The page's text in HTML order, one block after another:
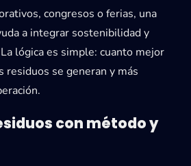
congresos o ferias, una
a integrar sostenibilidad y
lógica es simple: cuanto mejor
residuos se generan y más
con método y